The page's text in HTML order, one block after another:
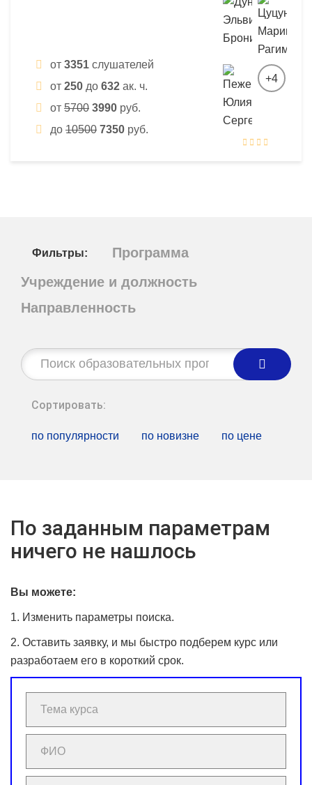
от 3351 слушателей
от 250 до 632 ак. ч.
от 5700 3990 руб.
до 10500 7350 руб.
+4
Фильтры:
Программа
Учреждение и должность
Направленность
Строка
поиска:
Сортировать:
по популярности по новизне по цене
По заданным параметрам
ничего не нашлось
Вы можете:
1. Изменить параметры поиска.
2. Оставить заявку, и мы быстро подберем курс или
разработаем его в короткий срок.